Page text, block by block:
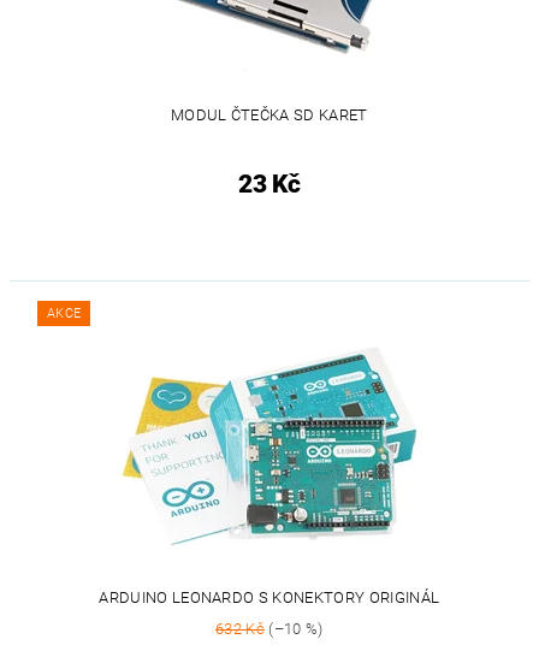
MODUL ČTEČKA SD KARET
23 Kč
AKCE
ARDUINO LEONARDO S KONEKTORY ORIGINÁL
632 Kč(–10 %)